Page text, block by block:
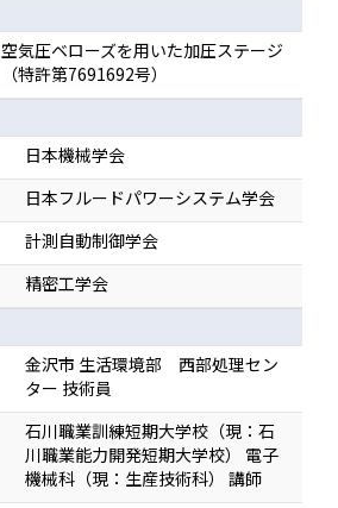
空気圧ベローズを用いた加圧ステージ
（特許第7691692号）
日本機械学会
日本フルードパワーシステム学会
計測自動制御学会
精密工学会
金沢市 生活環境部 西部処理セン
ター 技術員
石川職業訓練短期大学校（現：石
川職業能力開発短期大学校） 電子
機械科（現：生産技術科） 講師